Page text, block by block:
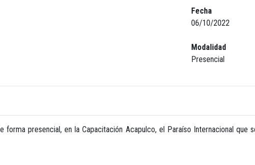
Fecha
06/10/2022
Modalidad
Presencial
forma presencial, en la Capacitación Acapulco, el Paraíso Internacional